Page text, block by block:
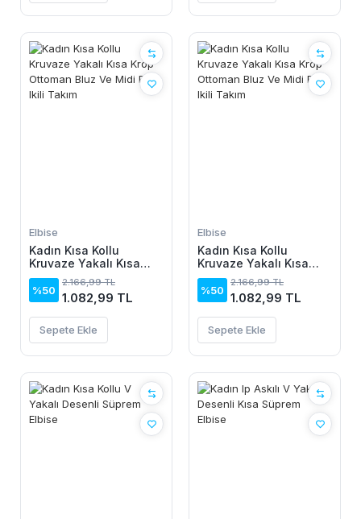
Elbise
Kadın Kısa Kollu
Kruvaze Yakalı Kısa
Krop Ottoman Bluz Ve
Midi Etek Ikili Takım
%50
2.166,99 TL
1.082,99 TL
Sepete Ekle
Elbise
Kadın Kısa Kollu
Kruvaze Yakalı Kısa
Krop Ottoman Bluz Ve
Midi Etek Ikili Takım
%50
2.166,99 TL
1.082,99 TL
Sepete Ekle